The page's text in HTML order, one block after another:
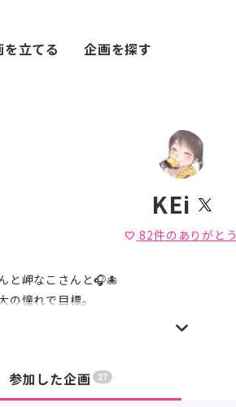
を立てる 企画を探す
KEi
favorite 82件のありがとう
と岬なこさんと🎧🐙
の憧れで目標。
参加した企画 27